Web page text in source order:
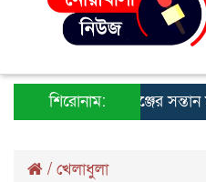
শিরোনাম:বেগমগঞ্জের সন্তান
/ খেলাধুলা